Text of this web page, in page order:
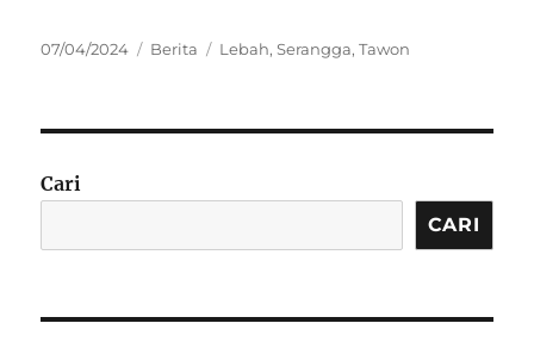
Posted
07/04/2024 Categories
Berita Tags
Lebah,Serangga,Tawon
Cari
CARI